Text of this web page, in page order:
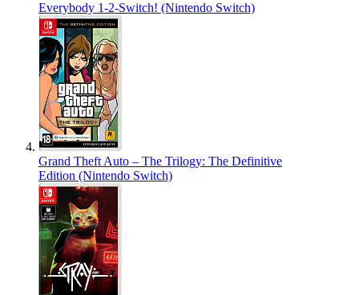
Everybody 1-2-Switch! (Nintendo Switch)
Grand Theft Auto – The Trilogy: The Definitive
Edition (Nintendo Switch)